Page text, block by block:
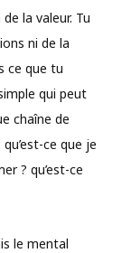
la valeur. Tu
ni de la
ce que tu
qui peut
chaîne de
ce que je
? qu’est-ce
le mental